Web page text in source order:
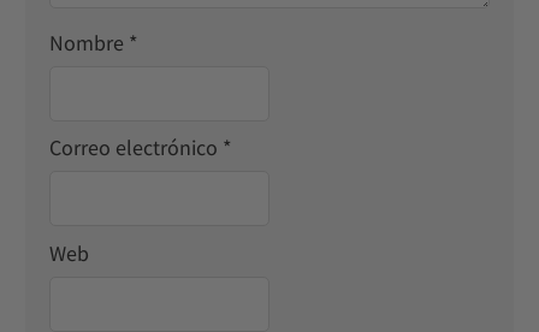
Nombre *
Correo electrónico *
Web